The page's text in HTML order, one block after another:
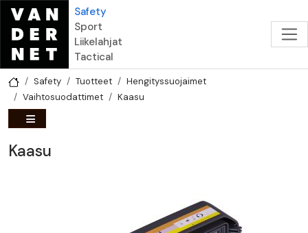
Hyppää pääsisältöön
Safety
Sport
Liikelahjat
Tactical
Safety Tuotteet
Hengityssuojaimet
Vaihtosuodattimet
Kaasu
Kaasu